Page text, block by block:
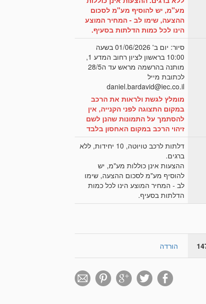
מע"מ, יש להוסיף מע"מ לסכום
ההצעה, שימו לב - המחיר המוצע
הינו לכל כמות הדלתות בסעיף.
סיור: יום ב' 01/06/2026 בשעה
10:00 בראשון לציון רחוב המדע 1,
מותנה בהרשמה מראש עד ה28/5
לכתובת מייל
daniel.bardavid@iec.co.il
מומלץ לגשת ולראות את הרכב
במקום התצוגה לפני הקנייה, אין
להסתמך על התמונות שהנן לשם
זיהוי הרכב במקום האחסון בלבד
דלתות לרכב טויוטה, 10 יחידות, ללא
ברגים.
ההצעות אינן כוללות מע"מ, יש
להוסיף מע"מ לסכום ההצעה, שימו
לב - המחיר המוצע הינו לכל כמות
הדלתות בסעיף.
הורדה